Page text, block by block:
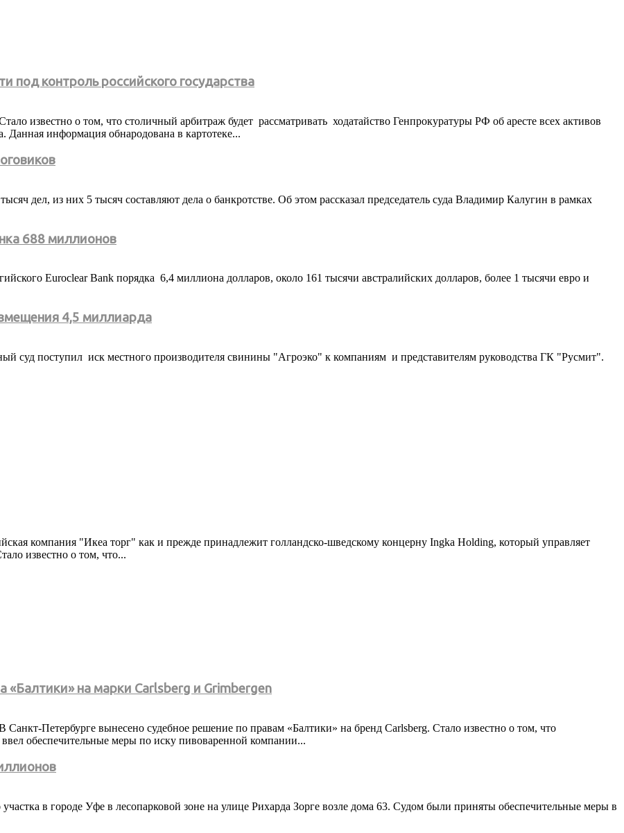
под контроль российского государства
известно о том, что столичный арбитраж будет рассматривать ходатайство Генпрокуратуры РФ об аресте всех активов
информация обнародована в картотеке...
дел, из них 5 тысяч составляют дела о банкротстве. Об этом рассказал председатель суда Владимир Калугин в рамках
688 миллионов
Euroclear Bank порядка 6,4 миллиона долларов, около 161 тысячи австралийских долларов, более 1 тысячи евро и
4,5 миллиарда
суд поступил иск местного производителя свинины "Агроэко" к компаниям и представителям руководства ГК "Русмит".
компания "Икеа торг" как и прежде принадлежит голландско-шведскому концерну Ingka Holding, который управляет
известно о том, что...
на марки Carlsberg и Grimbergen
Петербурге вынесено судебное решение по правам «Балтики» на бренд Carlsberg. Стало известно о том, что
обеспечительные меры по иску пивоваренной компании...
в городе Уфе в лесопарковой зоне на улице Рихарда Зорге возле дома 63. Судом были приняты обеспечительные меры в